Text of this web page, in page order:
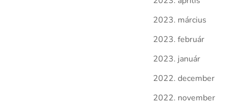
2023. március
2023. február
2023. január
2022. december
2022. november